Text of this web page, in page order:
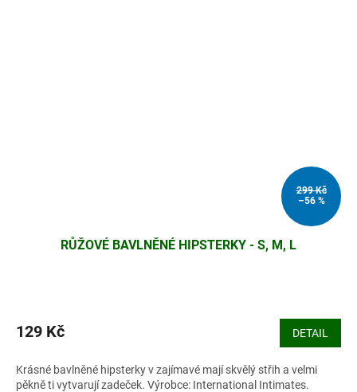
299 Kč
–56 %
RŮŽOVÉ BAVLNĚNÉ HIPSTERKY - S, M, L
129 Kč DETAIL
Krásné bavlněné hipsterky v zajímavé mají skvělý střih a velmi
pěkně ti vytvarují zadeček. Výrobce: International Intimates.